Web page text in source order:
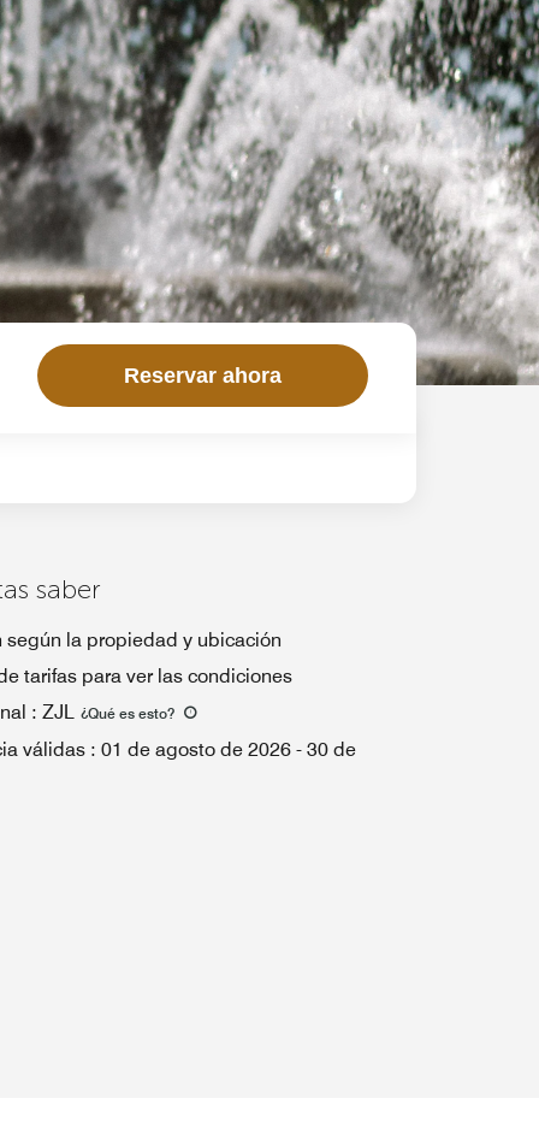
Reservar ahora
saber
según la propiedad y ubicación
tarifas para ver las condiciones
: ZJL ¿Qué es esto?
válidas : 01 de agosto de 2026 - 30 de